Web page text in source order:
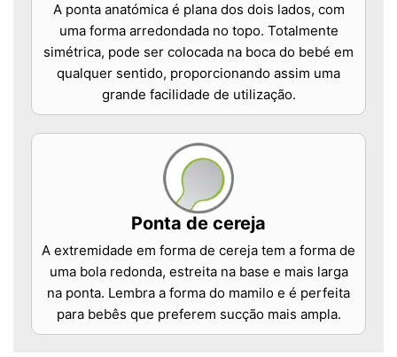
A ponta anatómica é plana dos dois lados, com
uma forma arredondada no topo. Totalmente
simétrica, pode ser colocada na boca do bebé em
qualquer sentido, proporcionando assim uma
grande facilidade de utilização.
Ponta de cereja
A extremidade em forma de cereja tem a forma de
uma bola redonda, estreita na base e mais larga
na ponta. Lembra a forma do mamilo e é perfeita
para bebês que preferem sucção mais ampla.